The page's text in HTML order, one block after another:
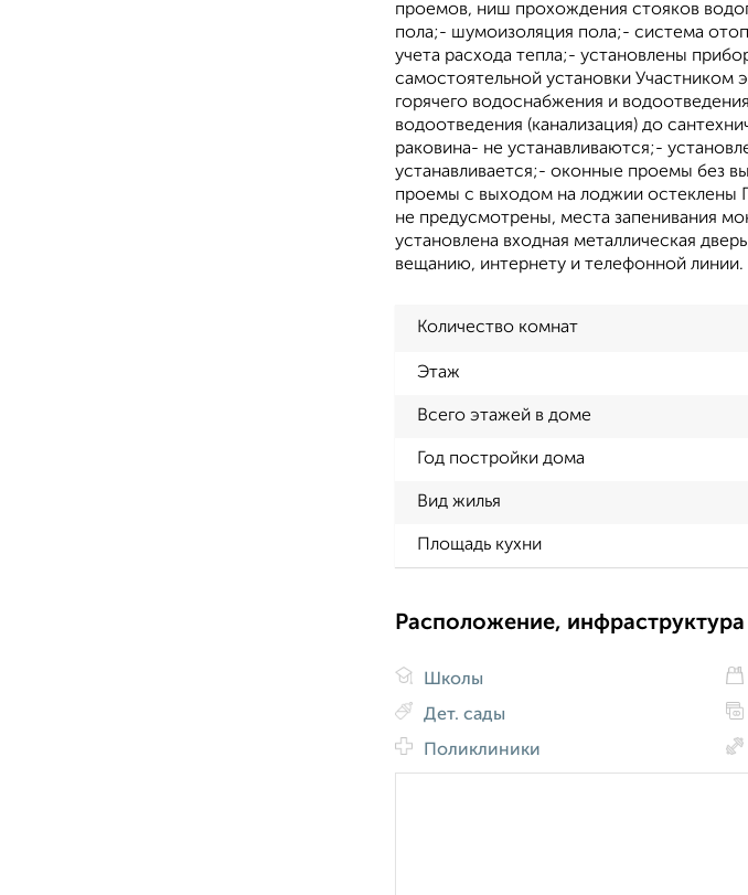
проемов, ниш прохождения стояков
пола;- шумоизоляция пола;- система
учета расхода тепла;- установлены
самостоятельной установки Участником
горячего водоснабжения и
водоотведения (канализация) до
раковина- не устанавливаются;-
устанавливается;- оконные проемы без
проемы с выходом на лоджии остеклены
не предусмотрены, места запенивания
установлена входная металлическая
вещанию, интернету и телефонной линии.
Количество комнат
Этаж
Всего этажей в доме
Год постройки дома
Вид жилья
Площадь кухни
Расположение,
Школы
Дет. сады
Поликлиники